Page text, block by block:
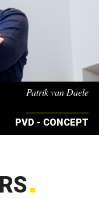
Patrik van Daele
PVD - CONCEPT